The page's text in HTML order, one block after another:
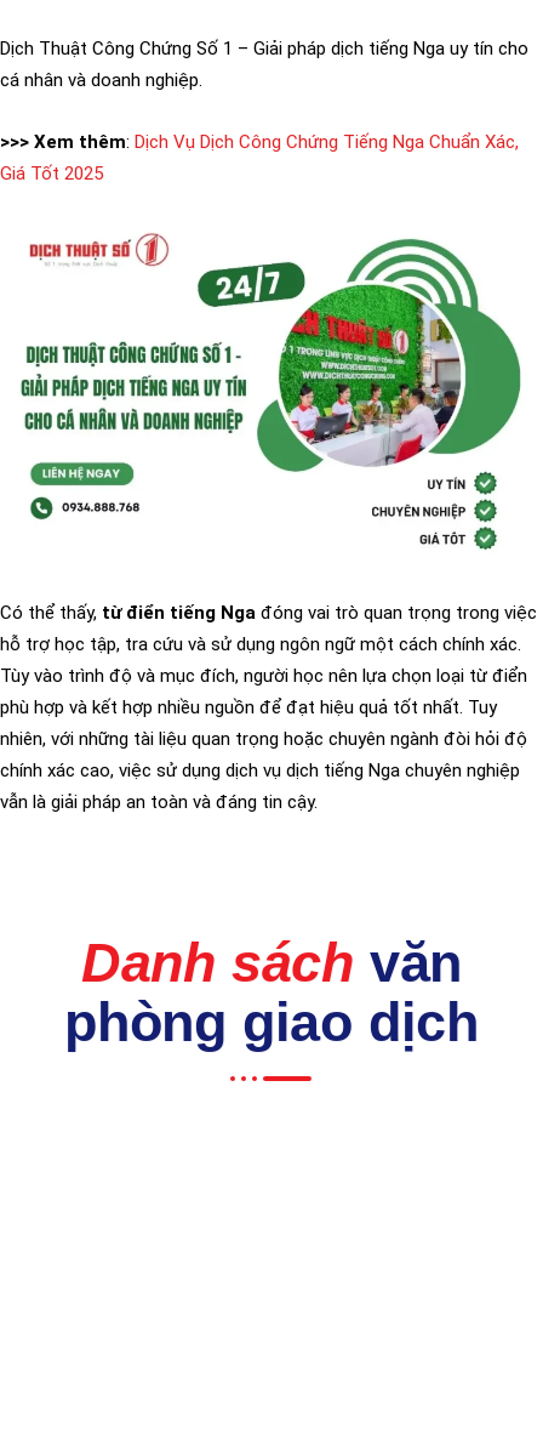
Dịch Thuật Công Chứng Số 1 – Giải pháp dịch tiếng Nga uy tín cho
cá nhân và doanh nghiệp.
>>> Xem thêm: Dịch Vụ Dịch Công Chứng Tiếng Nga Chuẩn Xác,
Giá Tốt 2025
Có thể thấy, từ điển tiếng Nga đóng vai trò quan trọng trong việc
hỗ trợ học tập, tra cứu và sử dụng ngôn ngữ một cách chính xác.
Tùy vào trình độ và mục đích, người học nên lựa chọn loại từ điển
phù hợp và kết hợp nhiều nguồn để đạt hiệu quả tốt nhất. Tuy
nhiên, với những tài liệu quan trọng hoặc chuyên ngành đòi hỏi độ
chính xác cao, việc sử dụng dịch vụ dịch tiếng Nga chuyên nghiệp
vẫn là giải pháp an toàn và đáng tin cậy.
Danh sách văn
phòng giao dịch